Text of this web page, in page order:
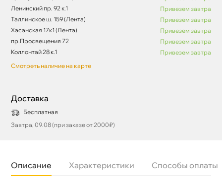
Ленинский пр. 92 к.1
Привезем завтра
Таллинское ш. 159 (Лента)
Привезем завтра
Хасанская 17к1 (Лента)
Привезем завтра
пр.Просвещения 72
Привезем завтра
Коллонтай 28 к.1
Привезем завтра
Смотреть наличие на карте
Доставка
Бесплатная
Завтра, 09.08 (при заказе от 2000₽)
Описание Характеристики Способы оплаты